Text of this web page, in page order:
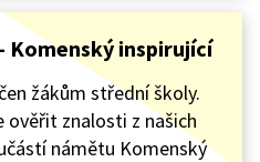
Komenský inspirující
žákům střední školy.
ověřit znalosti z našich
námětu Komenský